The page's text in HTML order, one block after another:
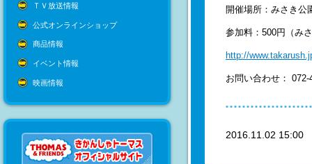
ＴＶ放送情報
公式オンラインショップ
商品情報
イベント情報
映画情報
開催場所：みさき
参加料：500円（み
http://
お問い合わせ：
2016.11.02